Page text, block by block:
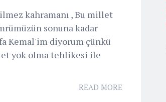
kahramanı , Bu millet
sonuna kadar
Kemal'im diyorum çünkü
yok olma tehlikesi ile
READ MORE